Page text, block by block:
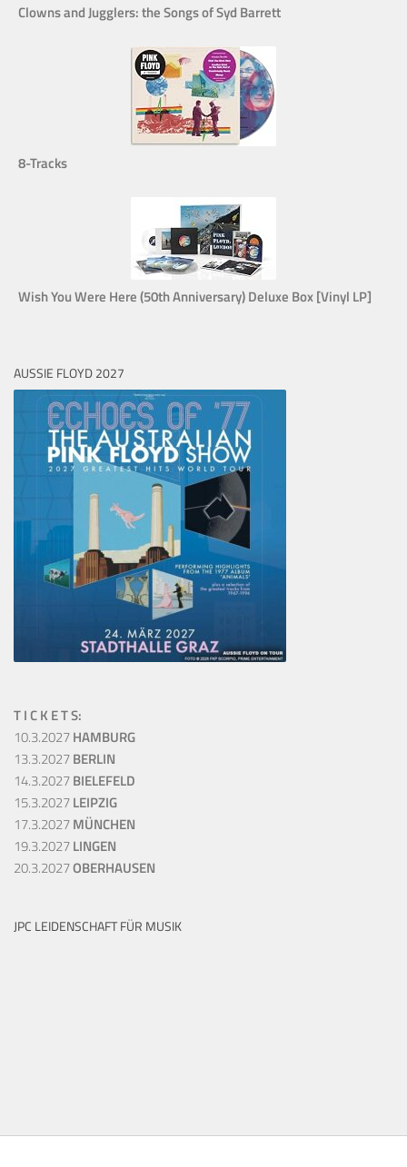
Clowns and Jugglers: the Songs of Syd Barrett
8-Tracks
Wish You Were Here (50th Anniversary) Deluxe Box [Vinyl LP]
AUSSIE FLOYD 2027
T I C K E T S:
10.3.2027HAMBURG
13.3.2027BERLIN
14.3.2027BIELEFELD
15.3.2027LEIPZIG
17.3.2027MÜNCHEN
19.3.2027LINGEN
20.3.2027OBERHAUSEN
JPC LEIDENSCHAFT FÜR MUSIK